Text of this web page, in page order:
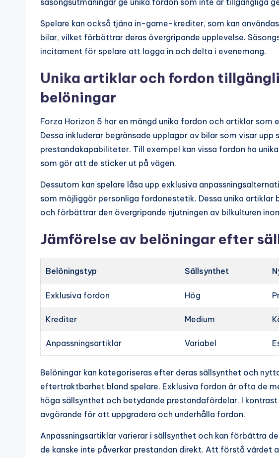
säsongsutmaningar ge unika fordon som inte är tillgängliga
Spelare kan också tjäna in-game-krediter, som kan
bilar, vilket förbättrar deras övergripande upplevelse.
incitament för spelare att logga in och delta i evenemang.
Unika artiklar och fordon
belöningar
Forza Horizon 5 har en mängd unika fordon och artiklar som
Dessa inkluderar begränsade upplagor av bilar som visar upp
prestandakapabiliteter. Till exempel kan vissa fordon ha
som gör att de sticker ut på vägen.
Dessutom kan spelare låsa upp exklusiva
som möjliggör personliga fordonestetik. Dessa unika artiklar
och förbättrar den övergripande njutningen av bilkulturen
Jämförelse av belöningar efter
Belöningstyp Sällsynthet
Exklusiva fordon Hög
Krediter Medium
Anpassningsartiklar Variabel
Belöningar kan kategoriseras efter deras sällsynthet och
eftertraktbarhet bland spelare. Exklusiva fordon är ofta de
höga sällsynthet och betydande prestandafördelar. I
avgörande för att uppgradera och underhålla fordon.
Anpassningsartiklar varierar i sällsynthet och kan förbättra
de kanske inte påverkar prestandan direkt. Att förstå värdet